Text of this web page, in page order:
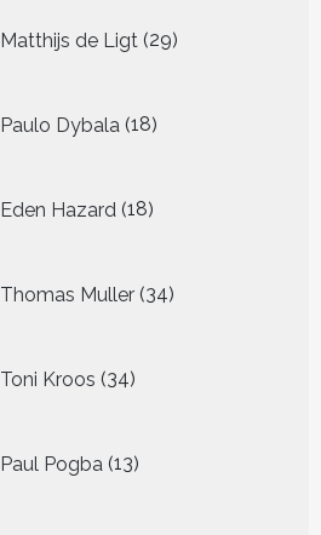
Matthijs de Ligt 29
producten
Paulo Dybala 18
producten
Eden Hazard 18
producten
Thomas Muller 34
producten
Toni Kroos 34
producten
Paul Pogba 13
producten